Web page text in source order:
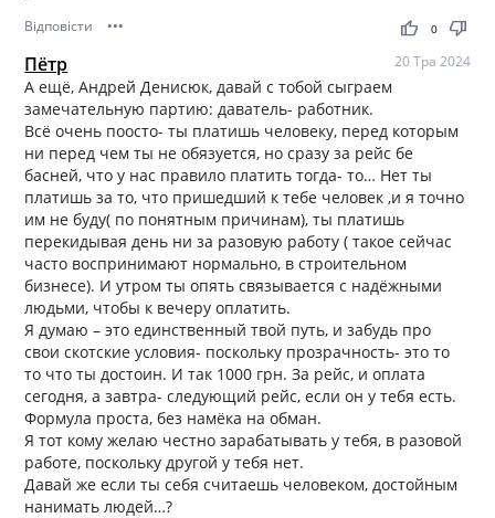
Відповісти ••• thumb_up thumb_down
0
Пётр 20 Тра 2024
А ещё, Андрей Денисюк, давай с тобой сыграем
замечательную партию: даватель- работник.
Всё очень поосто- ты платишь человеку, перед которым
ни перед чем ты не обязуется, но сразу за рейс бе
басней, что у нас правило платить тогда- то… Нет ты
платишь за то, что пришедший к тебе человек ,и я точно
им не буду( по понятным причинам), ты платишь
перекидывая день ни за разовую работу ( такое сейчас
часто воспринимают нормально, в строительном
бизнесе). И утром ты опять связывается с надёжными
людьми, чтобы к вечеру оплатить.
Я думаю – это единственный твой путь, и забудь про
свои скотские условия- поскольку прозрачность- это то
то что ты достоин. И так 1000 грн. За рейс, и оплата
сегодня, а завтра- следующий рейс, если он у тебя есть.
Формула проста, без намёка на обман.
Я тот кому желаю честно зарабатывать у тебя, в разовой
работе, поскольку другой у тебя нет.
Давай же если ты себя считаешь человеком, достойным
нанимать людей…?